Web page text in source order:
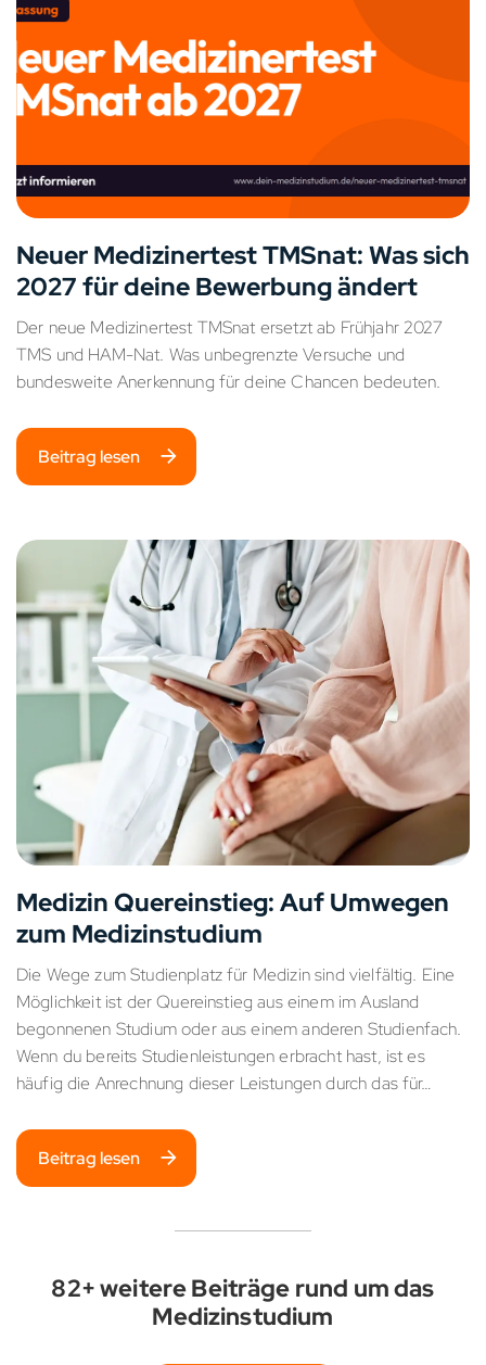
Neuer Medizinertest TMSnat: Was sich
2027 für deine Bewerbung ändert
Der neue Medizinertest TMSnat ersetzt ab Frühjahr 2027
TMS und HAM-Nat. Was unbegrenzte Versuche und
bundesweite Anerkennung für deine Chancen bedeuten.
Beitrag lesen
Medizin Quereinstieg: Auf Umwegen
zum Medizinstudium
Die Wege zum Studienplatz für Medizin sind vielfältig. Eine
Möglichkeit ist der Quereinstieg aus einem im Ausland
begonnenen Studium oder aus einem anderen Studienfach.
Wenn du bereits Studienleistungen erbracht hast, ist es
häufig die Anrechnung dieser Leistungen durch das für…
Beitrag lesen
82+ weitere Beiträge rund um das
Medizinstudium